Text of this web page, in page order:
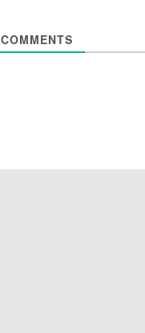
COMMENTS